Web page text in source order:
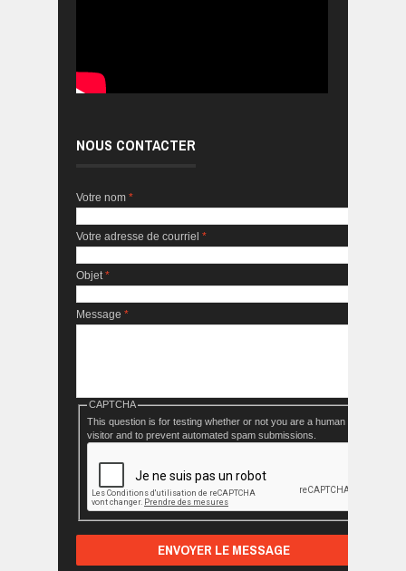
NOUS CONTACTER
Votre nom *
Votre adresse de courriel *
Objet*
Message *
CAPTCHA
This question is for testing whether or not you are a human
visitor and to prevent automated spam submissions.